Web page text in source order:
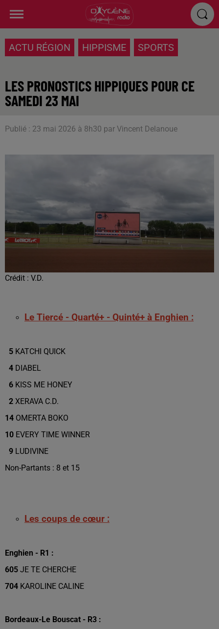
ACTU RÉGION HIPPISME SPORTS
LES PRONOSTICS HIPPIQUES POUR CE
SAMEDI 23 MAI
Publié : 23 mai 2026 à 8h30 par Vincent Delanoue
Crédit : V.D.
Le Tiercé - Quarté+ - Quinté+ à Enghien :
5 KATCHI QUICK
4 DIABEL
6 KISS ME HONEY
2 XERAVA C.D.
14 OMERTA BOKO
10 EVERY TIME WINNER
9 LUDIVINE
Non-Partants : 8 et 15
Les coups de cœur :
Enghien - R1 :
605 JE TE CHERCHE
704 KAROLINE CALINE
Bordeaux-Le Bouscat - R3 :